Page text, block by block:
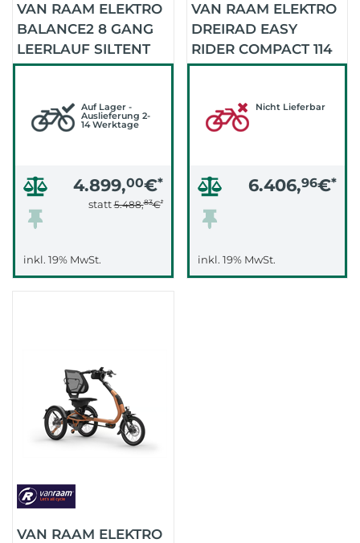
VAN RAAM ELEKTRO
BALANCE2 8 GANG
LEERLAUF SILTENT
HT SONDE
(RAL5008))Auf Lager -
Auslieferung 2-
14 Werktage
4.899,00€*
statt5.488,83€*
inkl. 19% MwSt.
VAN RAAM ELEKTRO
DREIRAD EASY
RIDER COMPACT 114
BIS -117CM1
MÖGLICH)Nicht Lieferbar
6.406,96€*
inkl. 19% MwSt.
VAN RAAM ELEKTRO